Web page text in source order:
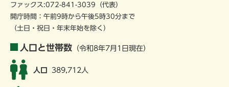
ファックス:072-841-3039（代表）
開庁時間：午前9時から午後5時30分まで
（土日・祝日・年末年始を除く）
人口と世帯数 （令和8年7月1日現在）
人口 389,712人